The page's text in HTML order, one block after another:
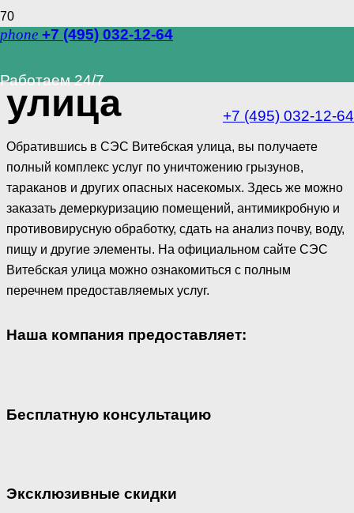
phone +7 (495) 032-12-64
Работаем 24/7
+7 (495) 032-12-64
улица
Обратившись в СЭС Витебская улица, вы получаете
полный комплекс услуг по уничтожению грызунов,
тараканов и других опасных насекомых. Здесь же можно
заказать демеркуризацию помещений, антимикробную и
противовирусную обработку, сдать на анализ почву, воду,
пищу и другие элементы. На официальном сайте СЭС
Витебская улица можно ознакомиться с полным
перечнем предоставляемых услуг.
Наша компания предоставляет:
Бесплатную консультацию
Эксклюзивные скидки